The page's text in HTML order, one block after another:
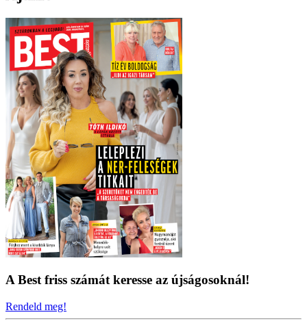
A Best friss számát keresse az újságosoknál!
Rendeld meg!